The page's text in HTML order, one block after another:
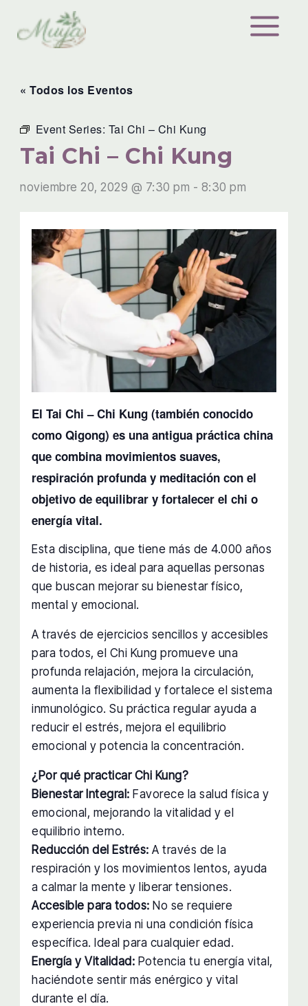
contenido
« Todos los Eventos
Event Series: Tai Chi – Chi Kung
Tai Chi – Chi Kung
noviembre 20, 2029 @ 7:30 pm - 8:30 pm
El Tai Chi – Chi Kung (también conocido
como Qigong) es una antigua práctica china
que combina movimientos suaves,
respiración profunda y meditación con el
objetivo de equilibrar y fortalecer el chi o
energía vital.
Esta disciplina, que tiene más de 4.000 años
de historia, es ideal para aquellas personas
que buscan mejorar su bienestar físico,
mental y emocional.
A través de ejercicios sencillos y accesibles
para todos, el Chi Kung promueve una
profunda relajación, mejora la circulación,
aumenta la flexibilidad y fortalece el sistema
inmunológico. Su práctica regular ayuda a
reducir el estrés, mejora el equilibrio
emocional y potencia la concentración.
¿Por qué practicar Chi Kung?
Bienestar Integral: Favorece la salud física y
emocional, mejorando la vitalidad y el
equilibrio interno.
Reducción del Estrés: A través de la
respiración y los movimientos lentos, ayuda
a calmar la mente y liberar tensiones.
Accesible para todos: No se requiere
experiencia previa ni una condición física
específica. Ideal para cualquier edad.
Energía y Vitalidad: Potencia tu energía vital,
haciéndote sentir más enérgico y vital
durante el día.